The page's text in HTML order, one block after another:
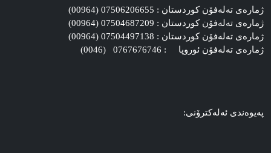
ژماره‌ی ته‌له‌فۆن کوردستان : 07506206655 (00964)
ژماره‌ی ته‌له‌فۆن کوردستان : 07504687209 (00964)
ژماره‌ی ته‌له‌فۆن کوردستان : 07504497138 (00964)
ژماره‌ی ته‌له‌فۆن ئوروپا : 0767676746 (0046)
په‌یوه‌ندی ئه‌له‌کترۆنی: